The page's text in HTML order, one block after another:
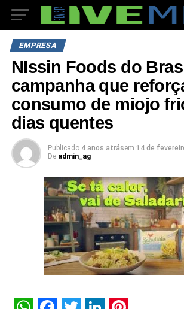
EMPRESA
NIssin Foods do
campanha que
consumo de miojo
dias quentes
Publicado 4 anos atrásem 14 de
De admin_ag